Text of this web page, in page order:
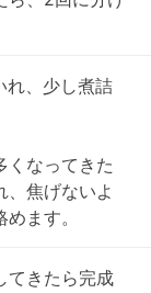
、少し煮詰
くなってきた
、焦げないよ
ます。
てきたら完成